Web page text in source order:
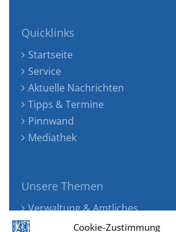
Cookie-Zustimmung
Quicklinks
Startseite
Service
Aktuelle Nachrichten
Tipps & Termine
Pinnwand
Mediathek
Unsere Themen
Verwaltung & Amtliches
Jugend, Familie & Gesundheit